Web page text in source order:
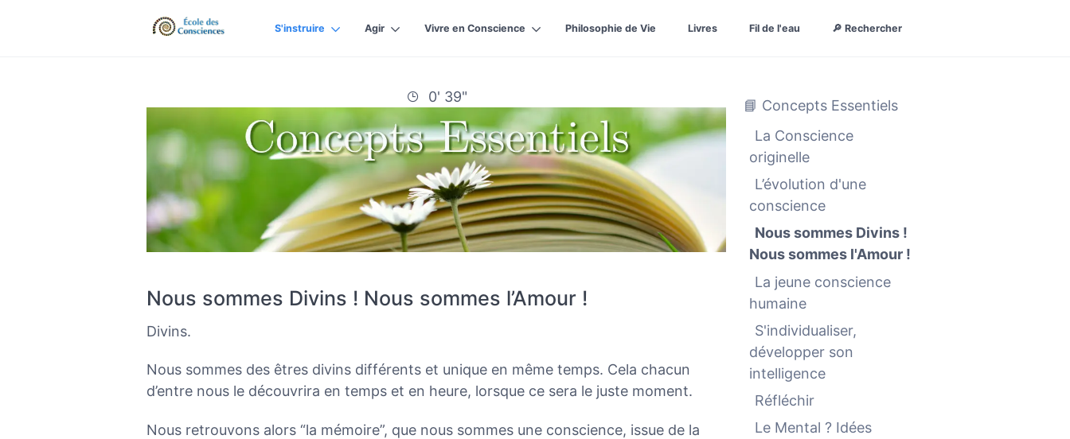
S'instruire Agir Vivre en Conscience Philosophie de Vie Livres Fil de l'eau 🔎 Rechercher
0' 39"
Nous sommes Divins ! Nous sommes l’Amour !
Divins.
Nous sommes des êtres divins différents et unique en même temps. Cela chacun
d’entre nous le découvrira en temps et en heure, lorsque ce sera le juste moment.
Nous retrouvons alors “la mémoire”, que nous sommes une conscience, issue de la
📘 Concepts Essentiels
La Conscience
originelle
L’évolution d'une
conscience
Nous sommes Divins !
Nous sommes l'Amour !
La jeune conscience
humaine
S'individualiser,
développer son
intelligence
Réfléchir
Le Mental ? Idées